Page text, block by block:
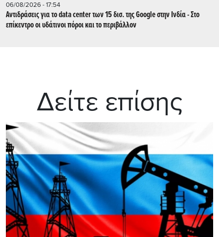
06/08/2026 - 17:54
Αντιδράσεις για το data center των 15 δισ. της Google στην Ινδία - Στο
επίκεντρο οι υδάτινοι πόροι και το περιβάλλον
Δείτε επίσης